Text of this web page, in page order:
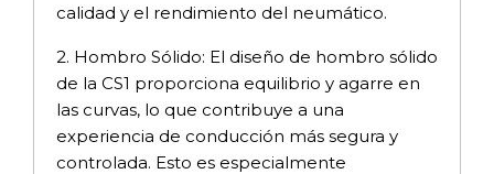
calidad y el rendimiento del neumático.
2. Hombro Sólido: El diseño de hombro sólido
de la CS1 proporciona equilibrio y agarre en
las curvas, lo que contribuye a una
experiencia de conducción más segura y
controlada. Esto es especialmente